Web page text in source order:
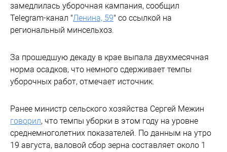
замедлилась уборочная кампания, сообщил
Telegram-канал "Ленина, 59" со ссылкой на
региональный минсельхоз.
За прошедшую декаду в крае выпала двухмесячная
норма осадков, что немного сдерживает темпы
уборочных работ, отмечает источник.
Ранее министр сельского хозяйства Сергей Межин
говорил, что темпы уборки в этом году на уровне
среднемноголетних показателей. По данным на утро
19 августа, валовой сбор зерна составляет около 1